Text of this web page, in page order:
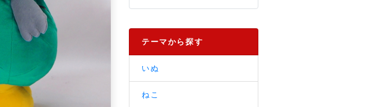
テーマから探す
いぬ
ねこ